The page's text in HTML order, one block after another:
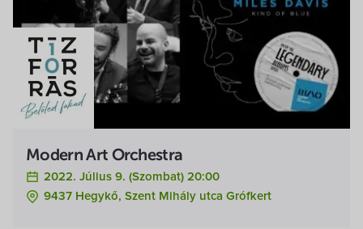
Modern Art Orchestra
2022. Július 9. (szombat) 20:00
9437 Hegykő, Szent Mihály utca Grófkert